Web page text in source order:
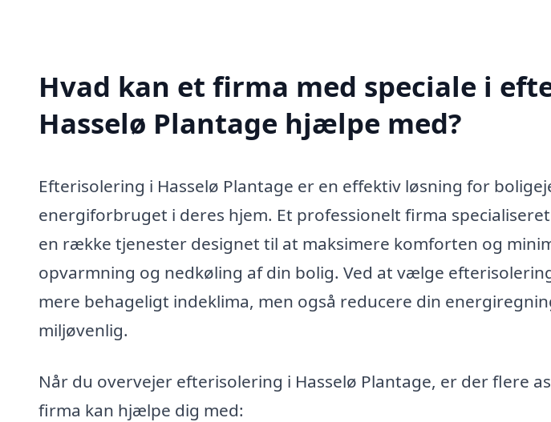
Hvad kan et firma med speciale i
Hasselø Plantage hjælpe med?
Efterisolering i Hasselø Plantage er en effektiv løsning for
energiforbruget i deres hjem. Et professionelt firma
en række tjenester designet til at maksimere komforten og
opvarmning og nedkøling af din bolig. Ved at vælge
mere behageligt indeklima, men også reducere din
miljøvenlig.
Når du overvejer efterisolering i Hasselø Plantage, er der flere
firma kan hjælpe dig med: